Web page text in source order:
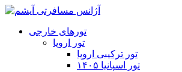
تورهای خارجی
تور اروپا
تور ترکیبی اروپا
تور اسپانیا ۱۴۰۵